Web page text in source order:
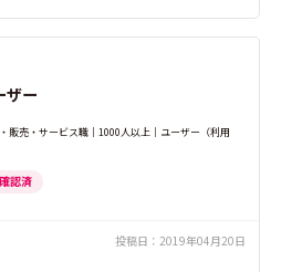
ザー
販売・サービス職｜1000人以上｜ユーザー（利用
認済
投稿日： 2019年04月20日